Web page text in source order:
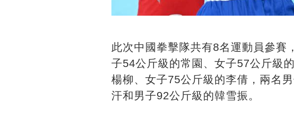
此次中國拳擊隊共有8名運動員參賽
子54公斤級的常園、女子57公斤級
楊柳、女子75公斤級的李倩，兩名
汗和男子92公斤級的韓雪振。